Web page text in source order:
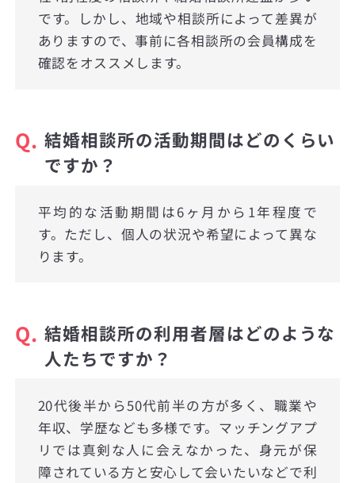
です。しかし、地域や相談所によって差異が
ありますので、事前に各相談所の会員構成を
確認をオススメします。
Q. 結婚相談所の活動期間はどのくらい
ですか？
平均的な活動期間は6ヶ月から1年程度で
す。ただし、個人の状況や希望によって異な
ります。
Q. 結婚相談所の利用者層はどのような
人たちですか？
20代後半から50代前半の方が多く、職業や
年収、学歴なども多様です。マッチングアプ
リでは真剣な人に会えなかった、身元が保
障されている方と安心して会いたいなどで利